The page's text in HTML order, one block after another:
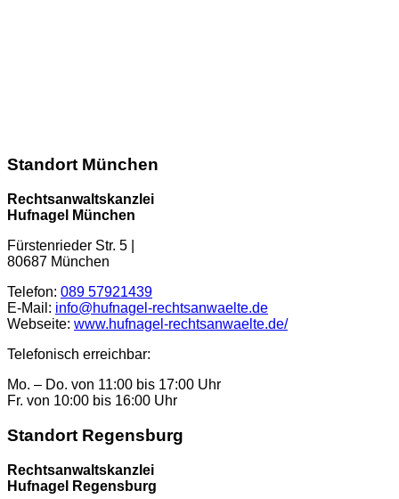
Standort München
Rechtsanwaltskanzlei
Hufnagel München
Fürstenrieder Str. 5
80687 München
Telefon: 089 57921439
E-Mail: info@hufnagel-rechtsanwaelte.de
Webseite: www.hufnagel-rechtsanwaelte.de/
Telefonisch erreichbar:
Mo. – Do. von 11:00 bis 17:00 Uhr
Fr. von 10:00 bis 16:00 Uhr
Standort Regensburg
Rechtsanwaltskanzlei
Hufnagel Regensburg